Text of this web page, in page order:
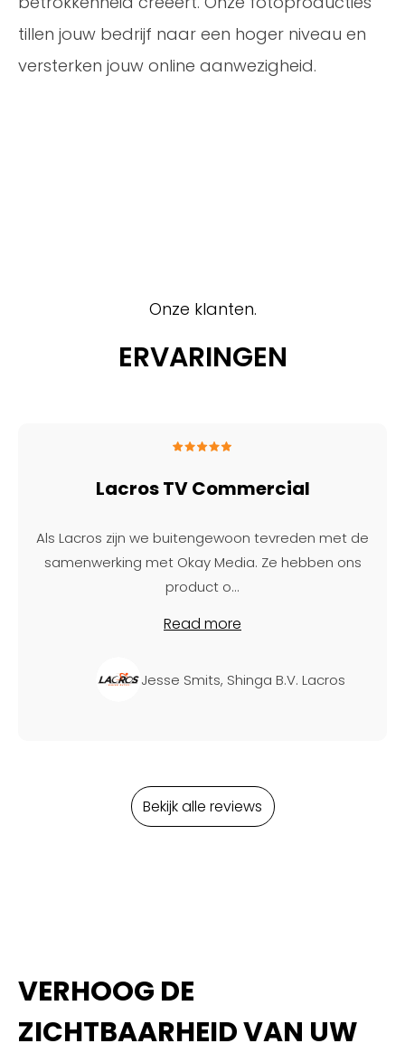
tillen jouw bedrijf naar een hoger niveau en
versterken jouw online aanwezigheid.
Onze klanten.
ERVARINGEN
Lacros TV Commercial
Als Lacros zijn we buitengewoon tevreden met de
samenwerking met Okay Media. Ze hebben ons
product o...
Read more
Jesse Smits, Shinga B.V. Lacros
Bekijk alle reviews
VERHOOG DE
ZICHTBAARHEID VAN UW